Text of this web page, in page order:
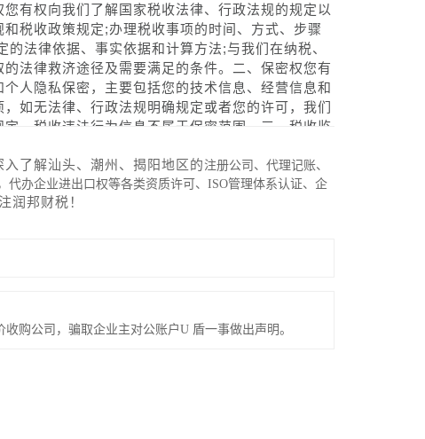
有权向我们了解国家税收法律、行政法规的规定以
税收政策规定;办理税收事项的时间、方式、步骤
法律依据、事实依据和计算方法;与我们在纳税、
法律救济途径及需要满足的条件。二、保密权您有
人隐私保密，主要包括您的技术信息、经营信息和
如无法律、行政法规明确规定或者您的许可，我们
，税收违法行为信息不属于保密范围。三、税收监
告。同时，您对其他纳税人的税收违法行为也有权
办理纳税申报或者报送代扣代缴、代收代缴税款报
上述申报、报送事项。但采取邮寄或数据电文方式
式。您如采用电子方式办理纳税申报，应当按照我
向我们提出书面延期申请，经核准，可在核准的期
定的纳税期内按照上期实际缴纳的税额或者我们核
了解汕头、潮州、揭阳地区的注册公司、代理记账、
办企业进出口权等各类资质许可、ISO管理体系认证、企
润邦财税 ！
购公司，骗取企业主对公账户U 盾一事做出声明。